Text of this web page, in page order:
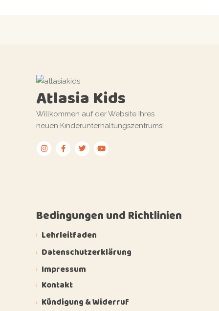
Atlasia Kids
Willkommen auf der Website Ihres
neuen Kinderunterhaltungszentrums!
Bedingungen und Richtlinien
Lehrleitfaden
Datenschutzerklärung
Impressum
Kontakt
Kündigung & Widerruf